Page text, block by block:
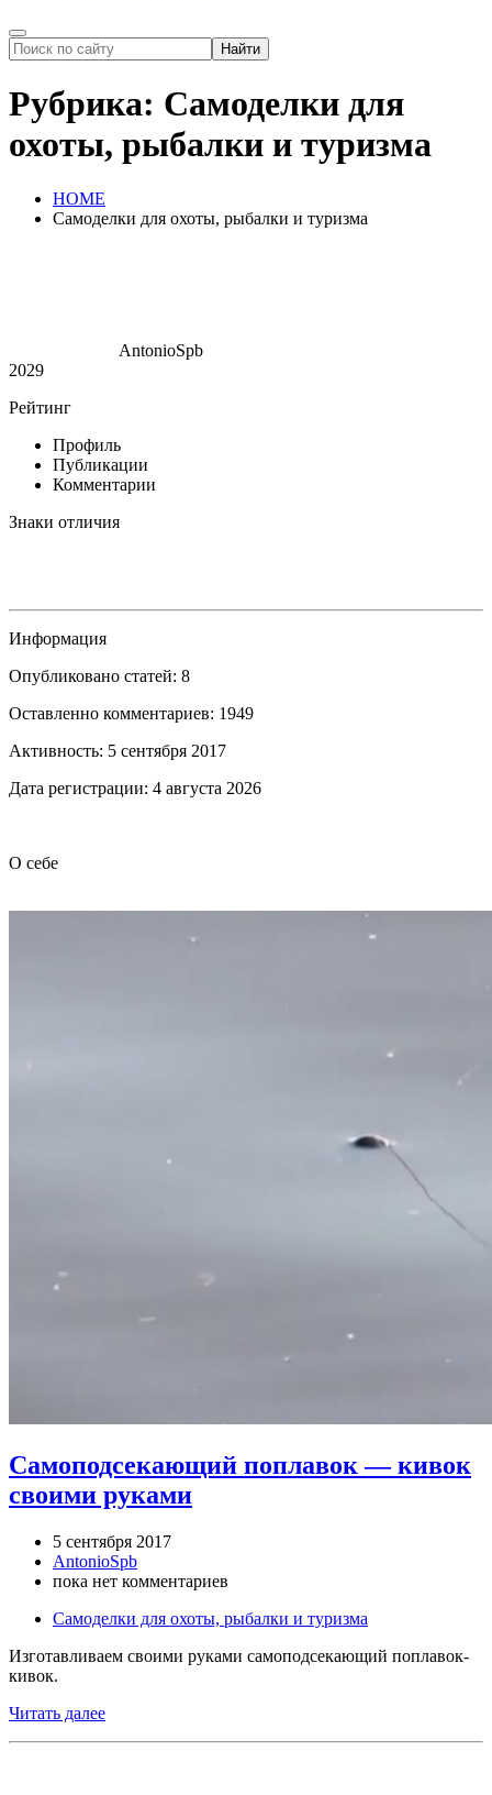
Рубрика: Самоделки для
охоты, рыбалки и туризма
HOME
Самоделки для охоты, рыбалки и туризма
AntonioSpb
2029
Рейтинг
Профиль
Публикации
Комментарии
Знаки отличия
Информация
Опубликовано статей: 8
Оставленно комментариев: 1949
Активность: 5 сентября 2017
Дата регистрации: 4 августа 2026
О себе
Самоподсекающий поплавок — кивок
своими руками
5 сентября 2017
AntonioSpb
пока нет комментариев
Самоделки для охоты, рыбалки и туризма
Изготавливаем своими руками самоподсекающий поплавок-
кивок.
Читать далее